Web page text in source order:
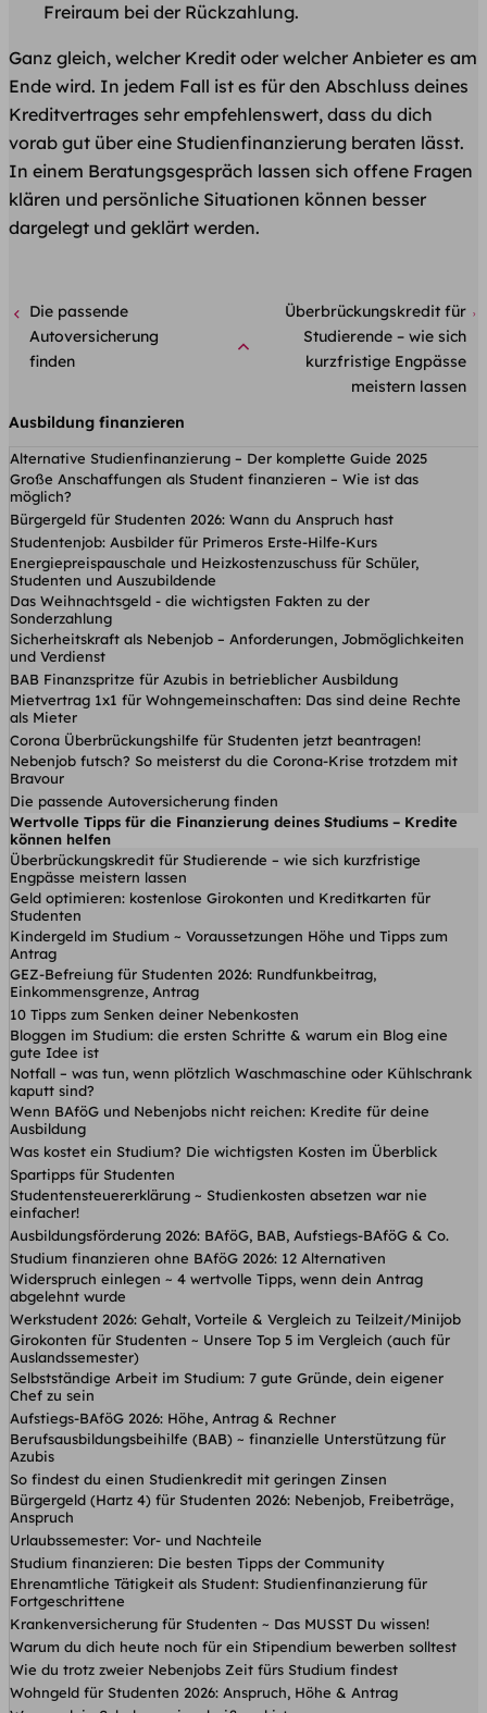
Freiraum bei der Rückzahlung.
Ganz gleich, welcher Kredit oder welcher Anbieter es am
Ende wird. In jedem Fall ist es für den Abschluss deines
Kreditvertrages sehr empfehlenswert, dass du dich
vorab gut über eine Studienfinanzierung beraten lässt.
In einem Beratungsgespräch lassen sich offene Fragen
klären und persönliche Situationen können besser
dargelegt und geklärt werden.
Die passende
Autoversicherung
finden
Überbrückungskredit für
Studierende – wie sich
kurzfristige Engpässe
meistern lassen
Ausbildung finanzieren
Alternative Studienfinanzierung – Der komplette Guide 2025
Große Anschaffungen als Student finanzieren – Wie ist das
möglich?
Bürgergeld für Studenten 2026: Wann du Anspruch hast
Studentenjob: Ausbilder für Primeros Erste-Hilfe-Kurs
Energiepreispauschale und Heizkostenzuschuss für Schüler,
Studenten und Auszubildende
Das Weihnachtsgeld - die wichtigsten Fakten zu der
Sonderzahlung
Sicherheitskraft als Nebenjob – Anforderungen, Jobmöglichkeiten
und Verdienst
BAB Finanzspritze für Azubis in betrieblicher Ausbildung
Mietvertrag 1x1 für Wohngemeinschaften: Das sind deine Rechte
als Mieter
Corona Überbrückungshilfe für Studenten jetzt beantragen!
Nebenjob futsch? So meisterst du die Corona-Krise trotzdem mit
Bravour
Die passende Autoversicherung finden
Wertvolle Tipps für die Finanzierung deines Studiums – Kredite
können helfen
Überbrückungskredit für Studierende – wie sich kurzfristige
Engpässe meistern lassen
Geld optimieren: kostenlose Girokonten und Kreditkarten für
Studenten
Kindergeld im Studium ~ Voraussetzungen Höhe und Tipps zum
Antrag
GEZ-Befreiung für Studenten 2026: Rundfunkbeitrag,
Einkommensgrenze, Antrag
10 Tipps zum Senken deiner Nebenkosten
Bloggen im Studium: die ersten Schritte & warum ein Blog eine
gute Idee ist
Notfall – was tun, wenn plötzlich Waschmaschine oder Kühlschrank
kaputt sind?
Wenn BAföG und Nebenjobs nicht reichen: Kredite für deine
Ausbildung
Was kostet ein Studium? Die wichtigsten Kosten im Überblick
Spartipps für Studenten
Studentensteuererklärung ~ Studienkosten absetzen war nie
einfacher!
Ausbildungsförderung 2026: BAföG, BAB, Aufstiegs-BAföG & Co.
Studium finanzieren ohne BAföG 2026: 12 Alternativen
Widerspruch einlegen ~ 4 wertvolle Tipps, wenn dein Antrag
abgelehnt wurde
Werkstudent 2026: Gehalt, Vorteile & Vergleich zu Teilzeit/Minijob
Girokonten für Studenten ~ Unsere Top 5 im Vergleich (auch für
Auslandssemester)
Selbstständige Arbeit im Studium: 7 gute Gründe, dein eigener
Chef zu sein
Aufstiegs-BAföG 2026: Höhe, Antrag & Rechner
Berufsausbildungsbeihilfe (BAB) ~ finanzielle Unterstützung für
Azubis
So findest du einen Studienkredit mit geringen Zinsen
Bürgergeld (Hartz 4) für Studenten 2026: Nebenjob, Freibeträge,
Anspruch
Urlaubssemester: Vor- und Nachteile
Studium finanzieren: Die besten Tipps der Community
Ehrenamtliche Tätigkeit als Student: Studienfinanzierung für
Fortgeschrittene
Krankenversicherung für Studenten ~ Das MUSST Du wissen!
Warum du dich heute noch für ein Stipendium bewerben solltest
Wie du trotz zweier Nebenjobs Zeit fürs Studium findest
Wohngeld für Studenten 2026: Anspruch, Höhe & Antrag